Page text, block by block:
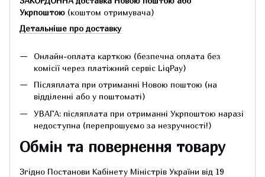
Укрпоштою (коштом отримувача)
Детальніше про доставку
Онлайн-оплата карткою (безпечна оплата без
комісії через платіжний сервіс LiqPay)
Післяплата при отриманні Новою поштою (на
відділенні або у поштоматі)
УВАГА: післяплата при отриманні Укрпоштою наразі
недоступна (перепрошуємо за незручності!)
Обмін та повернення товару
Згідно Постанови Кабінету Міністрів України від 19